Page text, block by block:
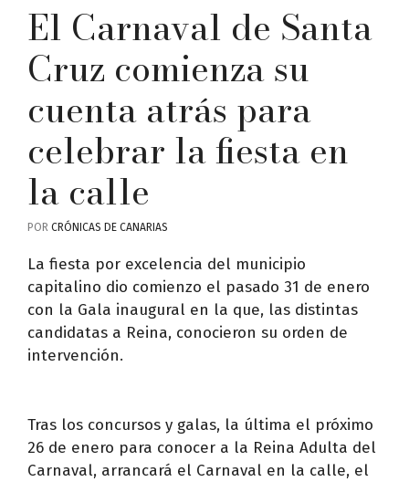
El Carnaval de Santa
Cruz comienza su
cuenta atrás para
celebrar la fiesta en
la calle
POR CRÓNICAS DE CANARIAS
La fiesta por excelencia del municipio
capitalino dio comienzo el pasado 31 de enero
con la Gala inaugural en la que, las distintas
candidatas a Reina, conocieron su orden de
intervención.
Tras los concursos y galas, la última el próximo
26 de enero para conocer a la Reina Adulta del
Carnaval, arrancará el Carnaval en la calle, el